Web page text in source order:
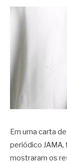
Em uma carta
periódico
mostraram os